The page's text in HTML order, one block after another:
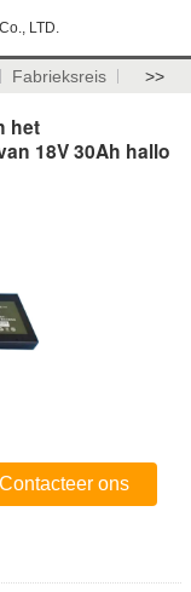
LTD.
Fabrieksreis >>
het
18V 30Ah hallo
Contacteer ons